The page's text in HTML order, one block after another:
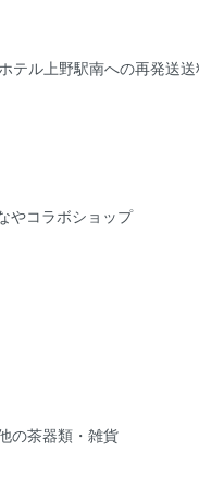
テル上野駅南への再発送送
やコラボショップ
の茶器類・雑貨